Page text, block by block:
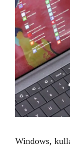
Windows,